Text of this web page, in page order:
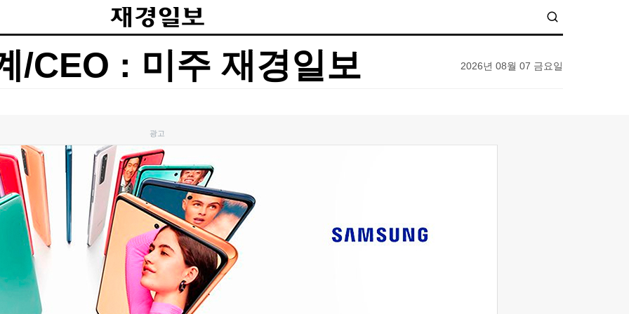
/CEO : 미주 재경일보 2026년 08월 07 금요일